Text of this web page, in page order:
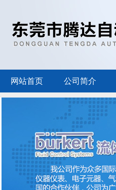
网站首页 公司简介